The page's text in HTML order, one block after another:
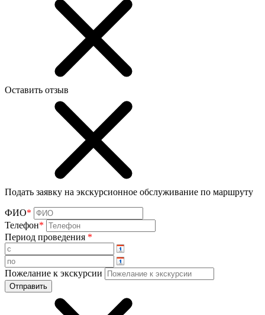
Оставить отзыв
Подать заявку на экскурсионное обслуживание по маршруту
ФИО*
Телефон*
Период проведения *
Пожелание к экскурсии